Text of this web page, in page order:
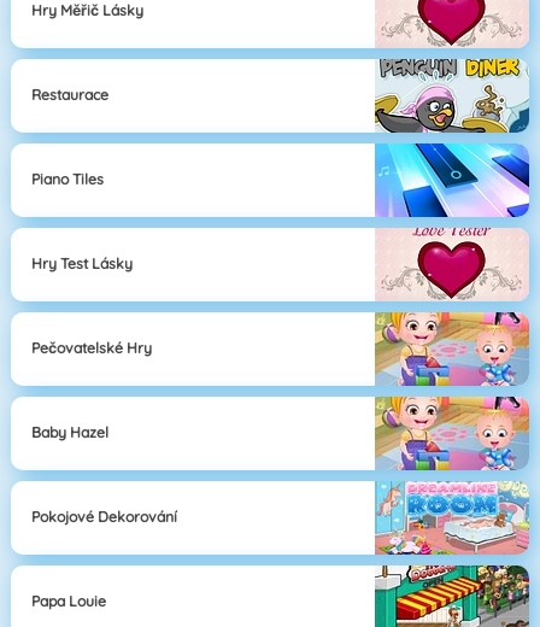
Hry Měřič Lásky
Restaurace
Piano Tiles
Hry Test Lásky
Pečovatelské Hry
Baby Hazel
Pokojové Dekorování
Papa Louie